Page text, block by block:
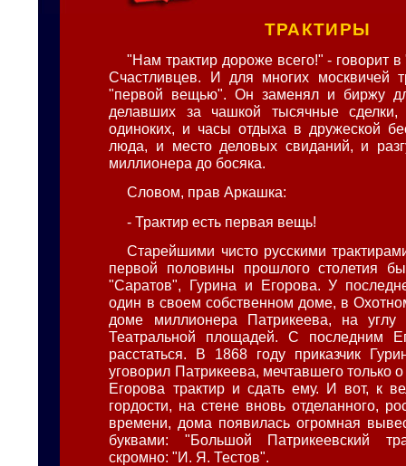
ТРАКТИРЫ
"Нам трактир дороже всего!" - говорит
Счастливцев. И для многих москвичей
"первой вещью". Он заменял и биржу
делавших за чашкой тысячные
одиноких, и часы отдыха в дружеской
люда, и место деловых свиданий, и
миллионера до босяка.
Словом, прав Аркашка:
- Трактир есть первая вещь!
Старейшими чисто русскими
первой половины прошлого столетия
"Саратов", Гурина и Егорова. У
один в своем собственном доме, в
доме миллионера Патрикеева, на углу
Театральной площадей. С последним
расстаться. В 1868 году приказчик
уговорил Патрикеева, мечтавшего только
Егорова трактир и сдать ему. И вот, к
гордости, на стене вновь отделанного,
времени, дома появилась огромная
буквами: "Большой Патрикеевский
скромно: "И. Я. Тестов".